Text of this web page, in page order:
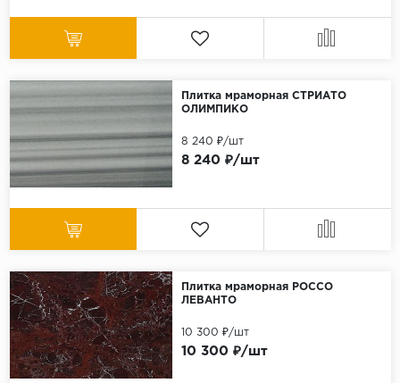
Плитка мраморная СТРИАТО
ОЛИМПИКО
8 240 ₽/шт
8 240 ₽/шт
Плитка мраморная РОССО
ЛЕВАНТО
10 300 ₽/шт
10 300 ₽/шт